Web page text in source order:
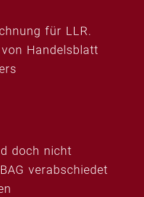
für LLR.
Handelsblatt
doch nicht
verabschiedet